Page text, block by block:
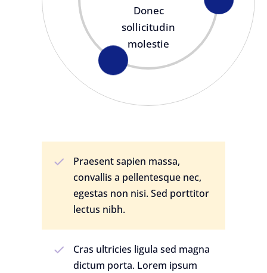
Donec
sollicitudin
molestie
Praesent sapien massa,
convallis a pellentesque nec,
egestas non nisi. Sed porttitor
lectus nibh.
Cras ultricies ligula sed magna
dictum porta. Lorem ipsum